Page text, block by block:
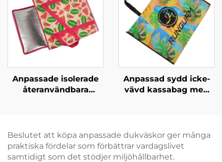
Anpassade isolerade
återanvändbara
företagsmärkning,
evenemang och
kampanjer
Anpassad sydd icke-
vävd kassabag med
produkter för B2B
Beslutet att köpa anpassade dukväskor ger många
praktiska fördelar som förbättrar vardagslivet
samtidigt som det stödjer miljöhållbarhet.